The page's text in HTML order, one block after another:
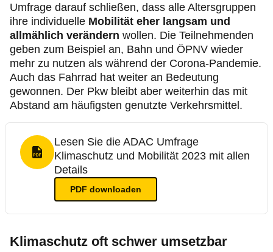
Umfrage darauf schließen, dass alle Altersgruppen
ihre individuelle Mobilität eher langsam und
allmählich verändern wollen. Die Teilnehmenden
geben zum Beispiel an, Bahn und ÖPNV wieder
mehr zu nutzen als während der Corona-Pandemie.
Auch das Fahrrad hat weiter an Bedeutung
gewonnen. Der Pkw bleibt aber weiterhin das mit
Abstand am häufigsten genutzte Verkehrsmittel.
PDF Format
Lesen Sie die ADAC Umfrage
Klimaschutz und Mobilität 2023 mit allen
Details
PDF downloaden
Klimaschutz oft schwer umsetzbar